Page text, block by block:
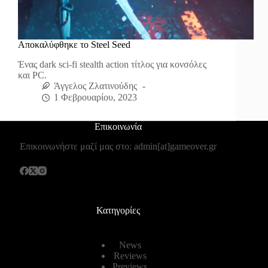
Αποκαλύφθηκε το Steel Seed
Ένας dark sci-fi stealth action τίτλος για κονσόλες
και PC.
Άγγελος Ζλατινούδης
1 Φεβρουαρίου, 2023
Επικοινωνία
Επικοινωνήστε μαζί μας στο: admin[at]gameover.gr
Κατηγορίες
News
Reviews